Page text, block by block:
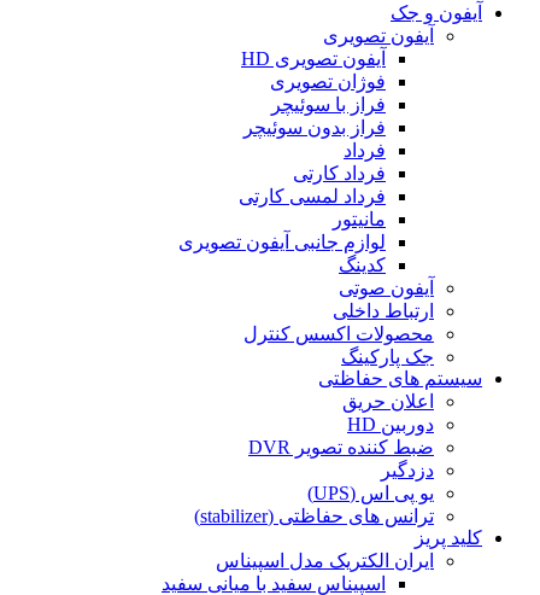
آیفون و جک
آیفون تصویری
آیفون تصویری HD
فوژان تصویری
فراز با سوئیچر
فراز بدون سوئیچر
فرداد
فرداد کارتی
فرداد لمسی کارتی
مانیتور
لوازم جانبی آیفون تصویری
کدینگ
آیفون صوتی
ارتباط داخلی
محصولات اکسس کنترل
جک پارکینگ
سیستم های حفاظتی
اعلان حریق
دوربین HD
ضبط کننده تصویر DVR
دزدگیر
یو پی اس (UPS)
ترانس های حفاظتی (stabilizer)
کلید پریز
ایران الکتریک مدل اسپیناس
اسپیناس سفید با میانی سفید